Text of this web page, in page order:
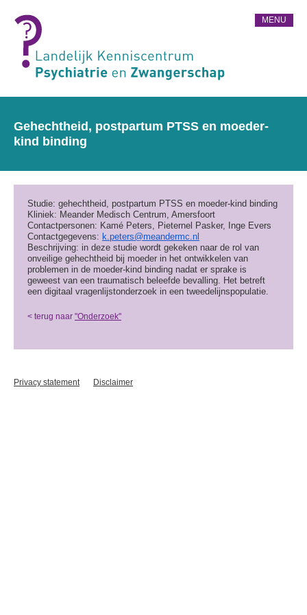
MENU
Gehechtheid, postpartum PTSS en moeder-
kind binding
Studie: gehechtheid, postpartum PTSS en moeder-kind binding
Kliniek: Meander Medisch Centrum, Amersfoort
Contactpersonen: Kamé Peters, Pieternel Pasker, Inge Evers
Contactgegevens: k.peters@meandermc.nl
Beschrijving: in deze studie wordt gekeken naar de rol van
onveilige gehechtheid bij moeder in het ontwikkelen van
problemen in de moeder-kind binding nadat er sprake is
geweest van een traumatisch beleefde bevalling. Het betreft
een digitaal vragenlijstonderzoek in een tweedelijnspopulatie.
< terug naar "Onderzoek"
Privacy statement Disclaimer